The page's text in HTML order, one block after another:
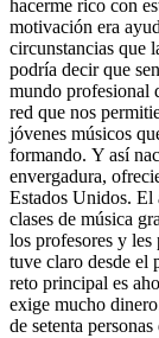
hacerme rico con
motivación era
circunstancias que
podría decir que
mundo profesional
red que nos
jóvenes músicos
formando. Y así
envergadura,
Estados Unidos. El
clases de música
los profesores y les
tuve claro desde el
reto principal es
exige mucho
de setenta